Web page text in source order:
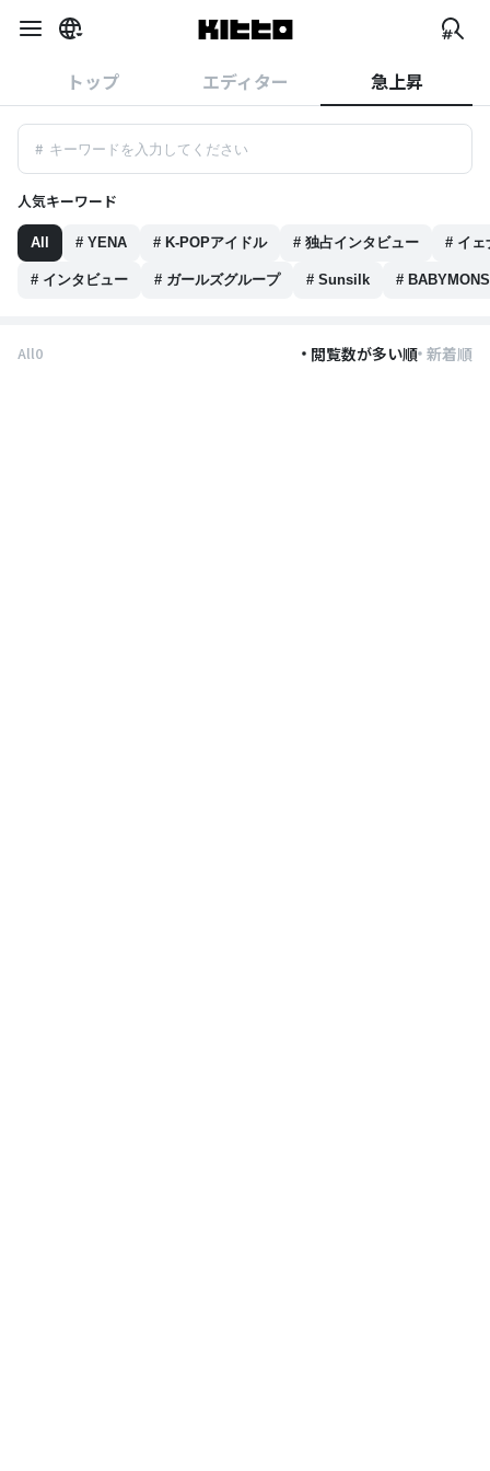
トップ エディター 急上昇
#
#検索結果はありません。他のキーワードで試してみてくださ
い。
人気キーワード
All # YENA # K-POPアイドル # 独占インタビュー # イェ
# インタビュー # ガールズグループ # Sunsilk #
All0 閲覧数が多い順 新着順